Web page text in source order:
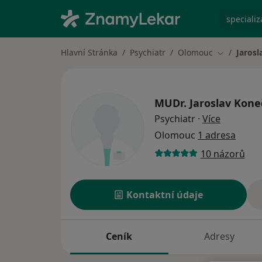
Hlavní Stránka Psychiatr Olomouc Změna
MUDr. Jaroslav
Psychiatr · Více
Olomouc 1 adresa
10 názorů
Kontaktní údaje
Ceník Adresy